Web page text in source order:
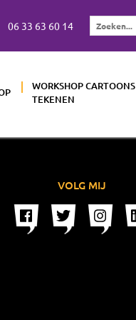
06 33 63 60 14
Zoeken...
WORKSHOP CARTOONS
TEKENEN
VOLG MIJ